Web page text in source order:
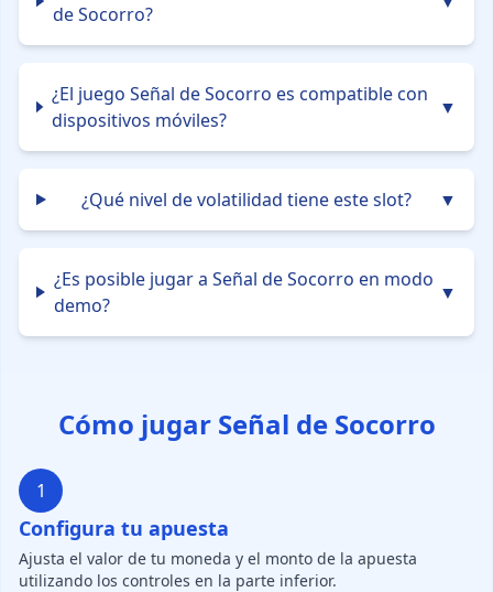
de Socorro?
¿El juego Señal de Socorro es compatible con
dispositivos móviles?
▼
¿Qué nivel de volatilidad tiene este slot? ▼
¿Es posible jugar a Señal de Socorro en modo
demo?
▼
Cómo jugar Señal de Socorro
1
Configura tu apuesta
Ajusta el valor de tu moneda y el monto de la apuesta
utilizando los controles en la parte inferior.